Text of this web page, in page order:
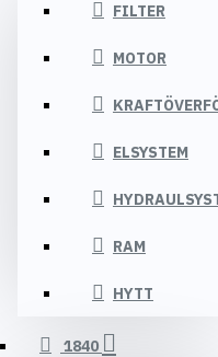
FILTER
MOTOR
ELSYSTEM
RAM
HYTT
1840